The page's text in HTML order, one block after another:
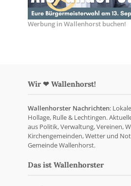
Werbung in Wallenhorst buchen!
Wir ❤ Wallenhorst!
Wallenhorster Nachrichten:
Hollage, Rulle & Lechtingen.
aus Politik, Verwaltung, Vereinen,
Kirchengemeinden, Wetter und
Gemeinde Wallenhorst.
Das ist Wallenhorster